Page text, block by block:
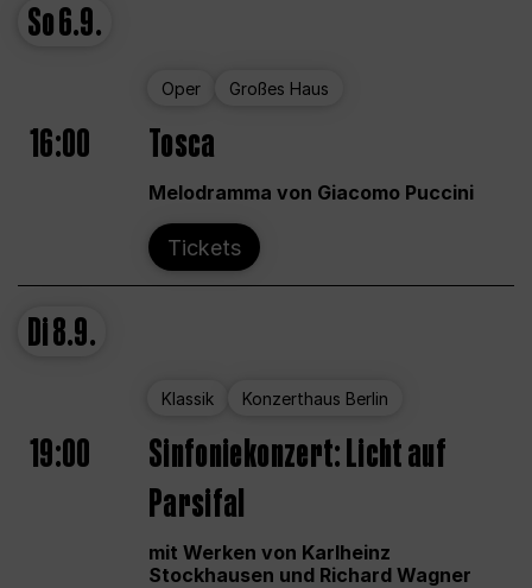
So6.9.
Oper Großes Haus
16:00 Tosca
Melodramma von Giacomo Puccini
Tickets
Di8.9.
Klassik Konzerthaus Berlin
19:00
Sinfoniekonzert: Licht auf
Parsifal
mit Werken von Karlheinz
Stockhausen und Richard Wagner